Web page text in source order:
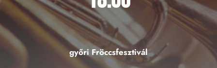
győri Fröccsfesztivál